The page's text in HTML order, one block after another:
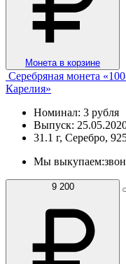
Монета в корзине
Серебряная монета
Карелия»
Номинал: 3 рубля
Выпуск:
31.1 г, Серебро,
Мы выкупаем:
9 200